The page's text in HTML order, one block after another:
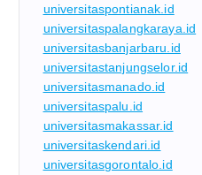
universitaspontianak.id
universitaspalangkaraya.id
universitasbanjarbaru.id
universitastanjungselor.id
universitasmanado.id
universitaspalu.id
universitasmakassar.id
universitaskendari.id
universitasgorontalo.id